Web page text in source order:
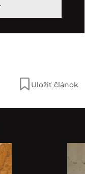
Uložiť článok